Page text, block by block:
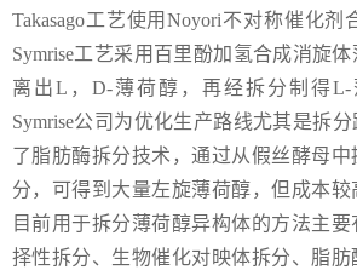
Takasago工艺使用Noyori不对称催化剂
Symrise工艺采用百里酚加氢合成消旋
离出L，D-薄荷醇，再经拆分制得L-
Symrise公司为优化生产路线尤其是拆
了脂肪酶拆分技术，通过从假丝酵母
分，可得到大量左旋薄荷醇，但成本较
目前用于拆分薄荷醇异构体的方法主
择性拆分、生物催化对映体拆分、脂